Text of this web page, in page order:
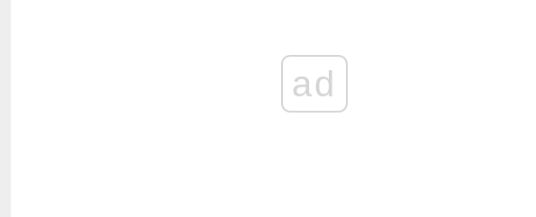
ad